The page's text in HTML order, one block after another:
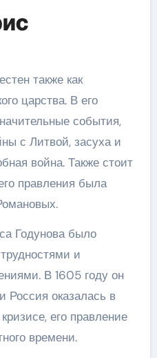
также как
царства. В его
события,
с Литвой, засуха и
война. Также стоит
правления была
Годунова было
и
В 1605 году он
Россия оказалась в
его правление
времени.